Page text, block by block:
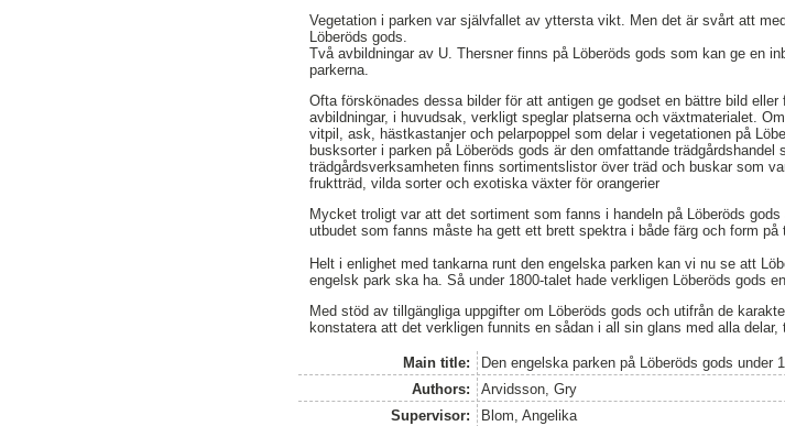
Vegetation i parken var självfallet av yttersta vikt. Men det är svårt att
Löberöds gods.
Två avbildningar av U. Thersner finns på Löberöds gods som kan ge en
parkerna.
Ofta förskönades dessa bilder för att antigen ge godset en bättre bild
avbildningar, i huvudsak, verkligt speglar platserna och växtmaterialet.
vitpil, ask, hästkastanjer och pelarpoppel som delar i vegetationen på
busksorter i parken på Löberöds gods är den omfattande
trädgårdsverksamheten finns sortimentslistor över träd och buskar som
fruktträd, vilda sorter och exotiska växter för orangerier
Mycket troligt var att det sortiment som fanns i handeln på Löberöds
utbudet som fanns måste ha gett ett brett spektra i både färg och form på
Helt i enlighet med tankarna runt den engelska parken kan vi nu se att
engelsk park ska ha. Så under 1800-talet hade verkligen Löberöds gods
Med stöd av tillgängliga uppgifter om Löberöds gods och utifrån de
konstatera att det verkligen funnits en sådan i all sin glans med alla
Main title:
Den engelska parken på Löberöds gods under
Authors:
Arvidsson, Gry
Supervisor:
Blom, Angelika